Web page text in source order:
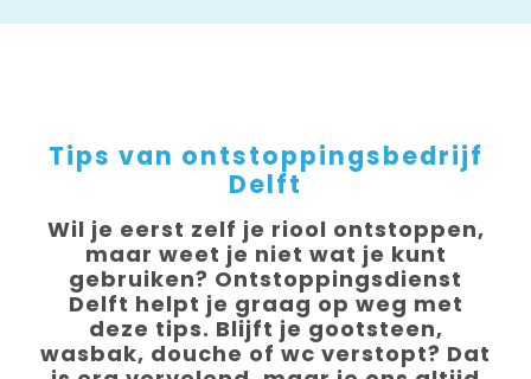
Tips van ontstoppingsbedrijf
Delft
Wil je eerst zelf je riool ontstoppen,
maar weet je niet wat je kunt
gebruiken? Ontstoppingsdienst
Delft helpt je graag op weg met
deze tips. Blijft je gootsteen,
wasbak, douche of wc verstopt? Dat